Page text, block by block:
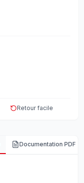
Retour facile
Documentation PDF